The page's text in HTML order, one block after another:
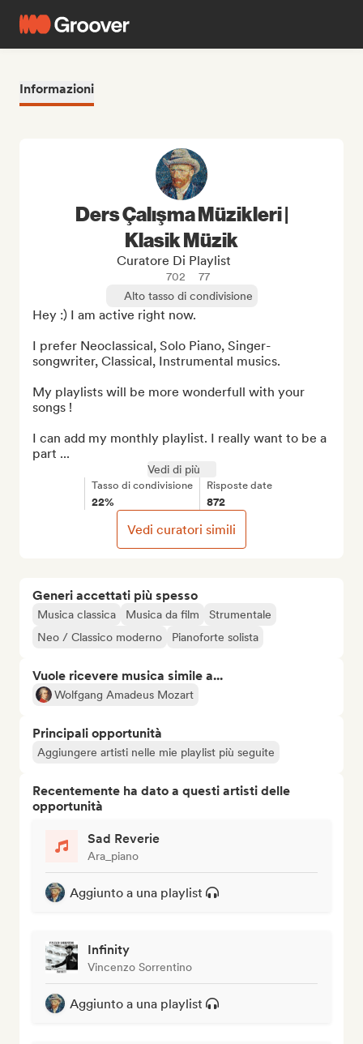
Informazioni
Generi accettati più spesso
Musica classica Musica da film
Strumentale
Neo / Classico moderno
Pianoforte solista
Vuole ricevere musica simile a...
Wolfgang Amadeus Mozart
Principali opportunità
Aggiungere artisti nelle mie playlist più seguite
Recentemente ha dato a questi artisti delle
opportunità
Sad Reverie
Ara_piano
Aggiunto a una playlist
Infinity
Vincenzo Sorrentino
Aggiunto a una playlist
Ders Çalışma Müzikleri |
Klasik Müzik
Curatore Di Playlist
702
77
Alto tasso di condivisione
Hey :) I am active right now.
I prefer Neoclassical, Solo Piano, Singer-
songwriter, Classical, Instrumental musics.
My playlists will be more wonderfull with your
songs !
I can add my monthly playlist. I really want to be a
part ...
Vedi di più
Tasso di condivisione
22%
Risposte date
872
Vedi curatori simili